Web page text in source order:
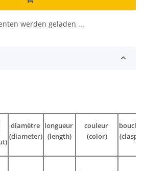
werden geladen ...
diamètre
(diameter)
longueur
(length)
couleur
(color)
boucle
(clasp)